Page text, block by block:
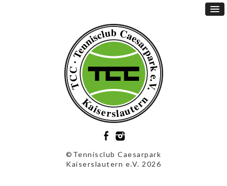
©Tennisclub Caesarpark
Kaiserslautern e.V. 2026